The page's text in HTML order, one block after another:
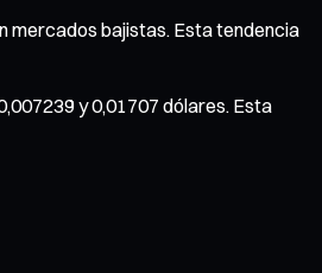
mercados bajistas. Esta tendencia
y 0,01707 dólares. Esta